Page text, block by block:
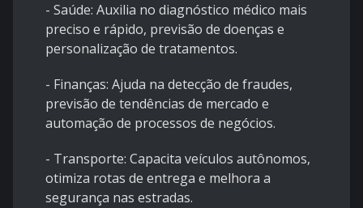
- Saúde: Auxilia no diagnóstico médico mais
preciso e rápido, previsão de doenças e
personalização de tratamentos.
- Finanças: Ajuda na detecção de fraudes,
previsão de tendências de mercado e
automação de processos de negócios.
- Transporte: Capacita veículos autônomos,
otimiza rotas de entrega e melhora a
segurança nas estradas.